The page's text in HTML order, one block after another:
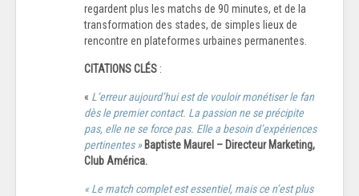
regardent plus les matchs de 90 minutes, et de la
transformation des stades, de simples lieux de
rencontre en plateformes urbaines permanentes.
CITATIONS CLÉS :
« L’erreur aujourd’hui est de vouloir monétiser le fan
dès le premier contact. La passion ne se précipite
pas, elle ne se force pas. Elle a besoin d’expériences
pertinentes » Baptiste Maurel – Directeur Marketing,
Club América.
« Le match complet est essentiel, mais ce n’est plus